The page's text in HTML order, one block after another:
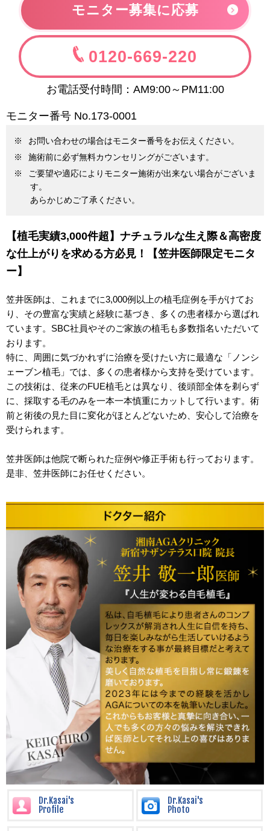
モニター募集に応募
0120-669-220
お電話受付時間：AM9:00～PM11:00
モニター番号 No.173-0001
お問い合わせの場合はモニター番号をお伝えください。
施術前に必ず無料カウンセリングがございます。
ご要望や適応によりモニター施術が出来ない場合がございま
す。
あらかじめご了承ください。
【植毛実績3,000件超】ナチュラルな生え際＆高密度
な仕上がりを求める方必見！【笠井医師限定モニタ
ー】
笠井医師は、これまでに3,000例以上の植毛症例を手がけてお
り、その豊富な実績と経験に基づき、多くの患者様から選ばれ
ています。SBC社員やそのご家族の植毛も多数指名いただいて
おります。
特に、周囲に気づかれずに治療を受けたい方に最適な「ノンシ
ェーブン植毛」では、多くの患者様から支持を受けています。
この技術は、従来のFUE植毛とは異なり、後頭部全体を剃らず
に、採取する毛のみを一本一本慎重にカットして行います。術
前と術後の見た目に変化がほとんどないため、安心して治療を
受けられます。
笠井医師は他院で断られた症例や修正手術も行っております。
是非、笠井医師にお任せください。
Dr.Kasai's
Profile
Dr.Kasai's
Photo